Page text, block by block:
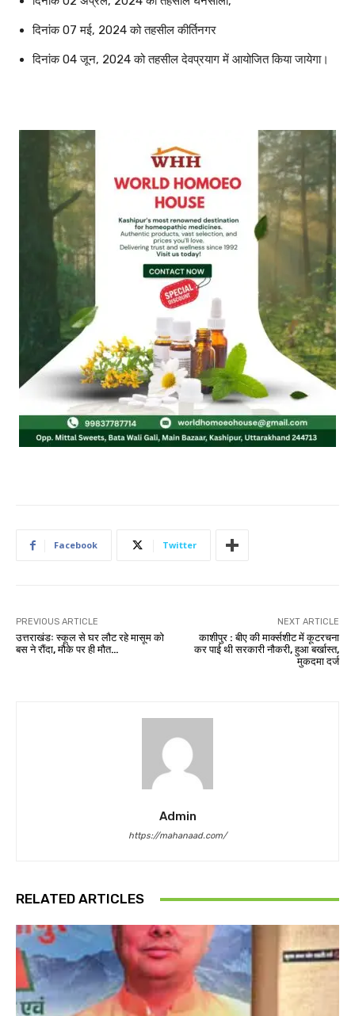
दिनांक 07 मई, 2024 को तहसील कीर्तिनगर
दिनांक 04 जून, 2024 को तहसील देवप्रयाग में आयोजित किया जायेगा।
Facebook Twitter
PREVIOUS ARTICLE
उत्तराखंडः स्कूल से घर लौट रहे मासूम को
बस ने रौंदा, मौके पर ही मौत…
NEXT ARTICLE
काशीपुर : बीए की मार्क्सशीट में कूटरचना
कर पाई थी सरकारी नौकरी, हुआ बर्खास्त,
मुकदमा दर्ज
Admin
https://mahanaad.com/
RELATED ARTICLES